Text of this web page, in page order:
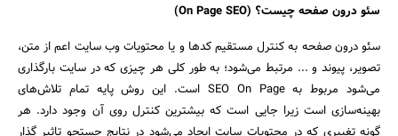
سئو درون صفحه چیست؟ (On Page SEO)
سئو درون صفحه به کنترل مستقیم کدها و یا محتویات وب سایت اعم از متن،
تصویر، پیوند و ... مرتبط می‌شود؛ به طور کلی هر چیزی که در سایت بارگذاری
می‌شود مربوط به SEO On Page است. این روش پایه تمام تلاش‌های
بهینه‌سازی است زیرا جایی است که بیشترین کنترل روی آن وجود دارد. هر